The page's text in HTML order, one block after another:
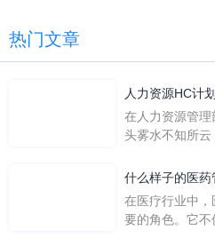
热门文章
人力资源HC计
在人力资源管
头雾水不知所云
么呢？
什么样子的医药
在医疗行业中
要的角色。它不